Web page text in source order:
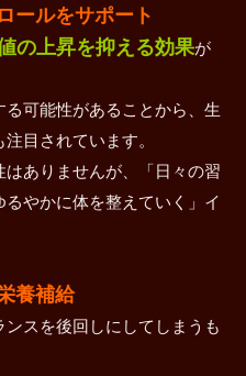
ールをサポート
の上昇を抑える効果が
可能性があることから、生
目されています。
ありませんが、「日々の習
やかに体を整えていく」イ
養補給
スを後回しにしてしまうも